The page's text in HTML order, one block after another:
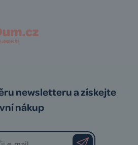
newsletteru a získejte
nákup